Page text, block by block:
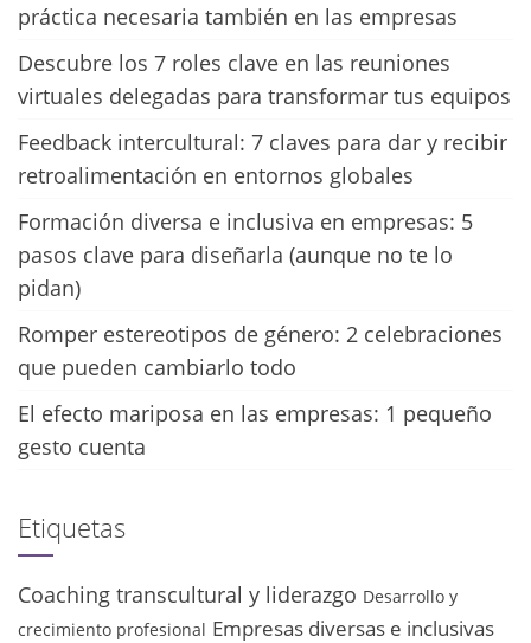
práctica necesaria también en las empresas
Descubre los 7 roles clave en las reuniones
virtuales delegadas para transformar tus equipos
Feedback intercultural: 7 claves para dar y recibir
retroalimentación en entornos globales
Formación diversa e inclusiva en empresas: 5
pasos clave para diseñarla (aunque no te lo
pidan)
Romper estereotipos de género: 2 celebraciones
que pueden cambiarlo todo
El efecto mariposa en las empresas: 1 pequeño
gesto cuenta
Etiquetas
Coaching transcultural y liderazgo Desarrollo y
crecimiento profesional Empresas diversas e inclusivas